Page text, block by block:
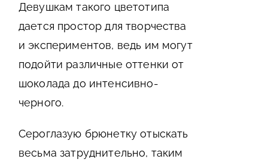
Девушкам такого цветотипа
дается простор для творчества
и экспериментов, ведь им могут
подойти различные оттенки от
шоколада до интенсивно-
черного.
Сероглазую брюнетку отыскать
весьма затруднительно, таким